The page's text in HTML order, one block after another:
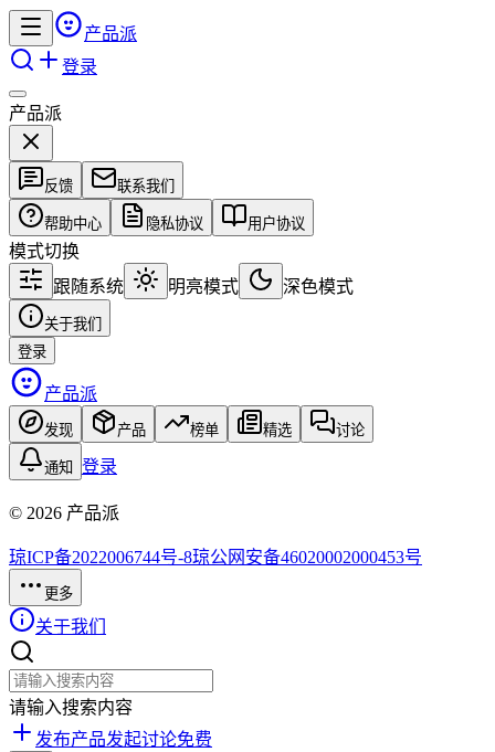
产品派
登录
产品派
反馈 联系我们
帮助中心 隐私协议 用户协议
模式切换
跟随系统
明亮模式 深色模式
关于我们
登录
产品派
发现 产品 榜单 精选 讨论
通知 登录
© 2026 产品派
琼ICP备2022006744号-8琼公网安备46020002000453号
更多
关于我们
请输入搜索内容
发布产品发起讨论免费